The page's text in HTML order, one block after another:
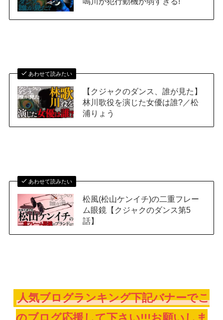
あわせて読みたい
【クジャクのダンス、誰が見た】
林川歌役を演じた女優は誰?／松
浦りょう
あわせて読みたい
松風(松山ケンイチ)の二重フレー
ム眼鏡【クジャクのダンス第5
話】
人気ブログランキング下記バナーでこ